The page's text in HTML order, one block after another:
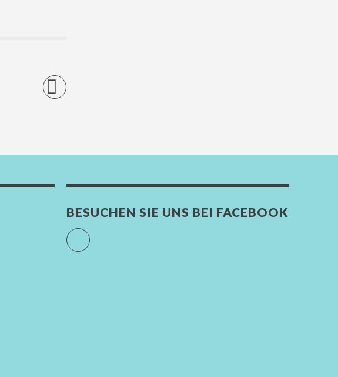
BESUCHEN SIE UNS BEI FACEBOOK
Facebook